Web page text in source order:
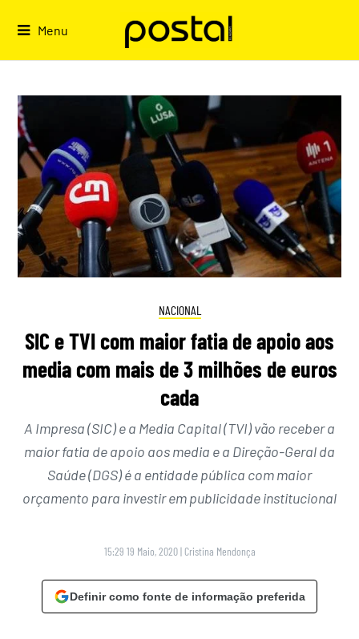
Menu
NACIONAL
SIC e TVI com maior fatia de apoio aos
media com mais de 3 milhões de euros
cada
A Impresa (SIC) e a Media Capital (TVI) vão receber a
maior fatia de apoio aos media e a Direção-Geral da
Saúde (DGS) é a entidade pública com maior
orçamento para investir em publicidade institucional
15:29 19 Maio, 2020 | Cristina Mendonça
Definir como fonte de informação preferida